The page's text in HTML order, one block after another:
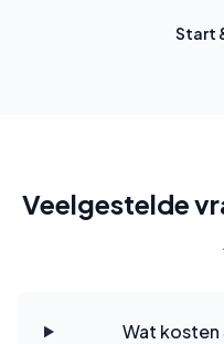
Start
Veelgestelde
Wat kosten